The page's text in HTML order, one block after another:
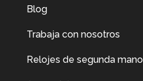
Blog
Trabaja con nosotros
Relojes de segunda mano